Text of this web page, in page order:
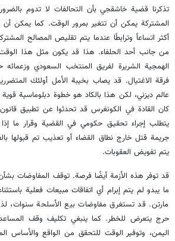
تذكرنا قضية خاشقجي بأن التحالفات لا تدوم
المشتركة يمكن أن تتغير بمرور الوقت. كما يمكن أن
أكثر اتساعاً وترابطًا عندما يتم تقليص المصالح
من جانب أحد الحلفاء. هذا قد يكون مثل هذا الوقت.
الهمجية الشريرة لفريق المنتخب السعودي وزعمائه
فرقة الاغتيال. قد يصاب بخيبة الأمل أولئك
عالم ديزني، لكن هذا بالكاد هو خطوة دبلوماسية
كان القادة في الكونغرس قد تحدثوا عن تطبيق
يتطلب إجراء تحقيق حكومي في القضية وقرار ما إذا
جريمة قتل خارج نطاق القضاء أو تعذيب تم قبولها
يتم تفويض العقوبات.
قد توفر هذه الأزمة أيضًا فرصة. توقف المفاوضات
ما يبدو لم يتم إبرام أي اتفاقات مبيعات فعلية
مارتن. قد تستغرق مفاوضات بيع الأسلحة سنوات،
حرج يتعرض للخطر. كما ينبغي تكليف وقف
اليمن، وتوفير الوقت للتحقق من الواقع والأساس